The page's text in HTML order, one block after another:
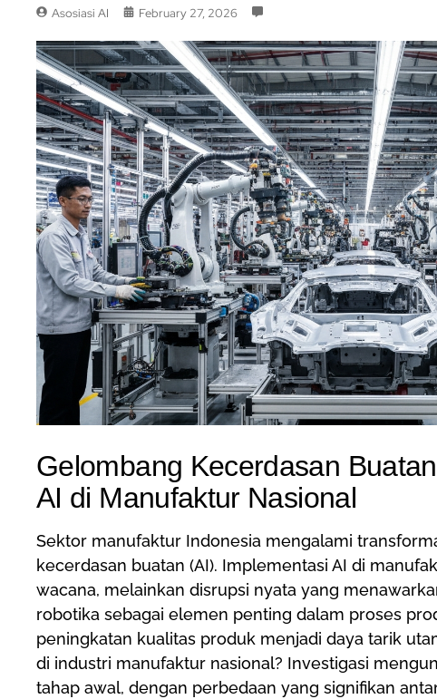
Asosiasi AI February 27, 2026
Gelombang Kecerdasan
AI di Manufaktur Nasional
Sektor manufaktur Indonesia mengalami
kecerdasan buatan (AI). Implementasi AI di
wacana, melainkan disrupsi nyata yang
robotika sebagai elemen penting dalam proses
peningkatan kualitas produk menjadi daya tarik
di industri manufaktur nasional? Investigasi
tahap awal, dengan perbedaan yang signifikan